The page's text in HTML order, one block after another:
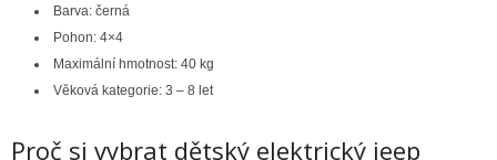
Barva: černá
Pohon: 4×4
Maximální hmotnost: 40 kg
Věková kategorie: 3 – 8 let
Proč si vybrat dětský elektrický jeep